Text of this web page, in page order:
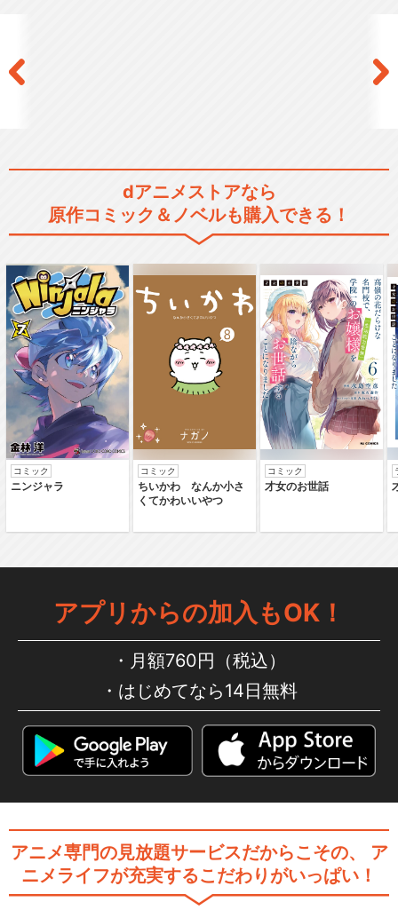
ルパン三世 PART5
ルパン三世 PART6
ルパン三世 風魔一族の陰謀
ルパン三世TVSP #01 バイバ
イ・リバティ…
ルパン三世TVSP #02 ヘミン
グウェイ・ペ…
ルパン三世TVSP #03 ナポレ
オンの辞書を…
より愛をこめて
dアニメストアなら
原作コミック＆ノベルも購入できる！
コミック
ニンジャラ
コミック
ちいかわ なんか小さ
くてかわいいやつ
コミック
才女のお世話
アプリからの加入もOK！
月額760円（税込）
はじめてなら14日無料
アニメ専門の見放題サービスだからこその、
ア
ニメライフが充実するこだわりがいっぱい！